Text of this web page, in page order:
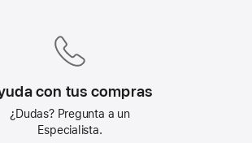
con tus compras
¿Dudas? Pregunta a un
Especialista.